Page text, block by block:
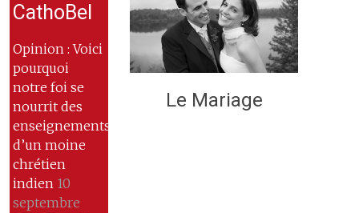
CathoBel
Opinion : Voici
pourquoi
notre foi se
nourrit des
enseignements
d’un moine
chrétien
indien 10
septembre
Le Mariage